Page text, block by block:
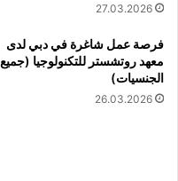
27.03.2026
فرصة عمل شاغرة في دبي لدى
معهد روتشستر للتكنولوجيا (جميع
الجنسيات)
26.03.2026